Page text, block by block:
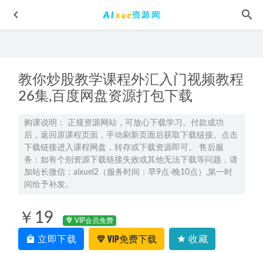
教你炒股教学课程外汇入门视频教程
26集,百度网盘资源打包下载
购课说明： 正规资源网站，可放心下载学习。付款成功
后，返回原课程页面，手动刷新页面后获取下载链接。点击
下载链接进入课程网盘，转存或下载资源即可。 售后服
务：如有个别资源下载链接失效或其他无法下载等问题，请
加站长微信：aixuel2（服务时间：早9点-晚10点）,第一时
间给予补发。
￥19 VIP会员免费
立即下载 VIP免费下载 收藏
2024席玥高三历史密训班 2024-05-26
2026王赞高二英语上学期秋季班网课教程 2025-11-28
2027年高考物理一轮复习网课教程｜李楠高三物理上学期暑
假班视频教程
中国城市古风建筑国潮手绘插画广告宣传海报PSD分层平面
设计素材，百度网盘资源打包下载 2021-10-05